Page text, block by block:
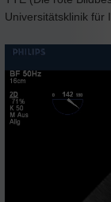
Universitätsklinik für